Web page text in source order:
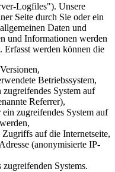
Logfiles"). Unsere
Seite durch Sie oder ein
Daten und
und Informationen werden
Erfasst werden können die
Betriebssystem,
System auf
Referrer),
zugreifendes System auf
auf die Internetseite,
(anonymisierte IP-
Systems.